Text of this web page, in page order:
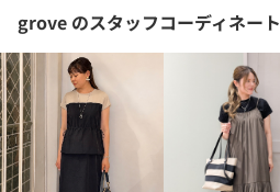
grove のスタッフコーディネート